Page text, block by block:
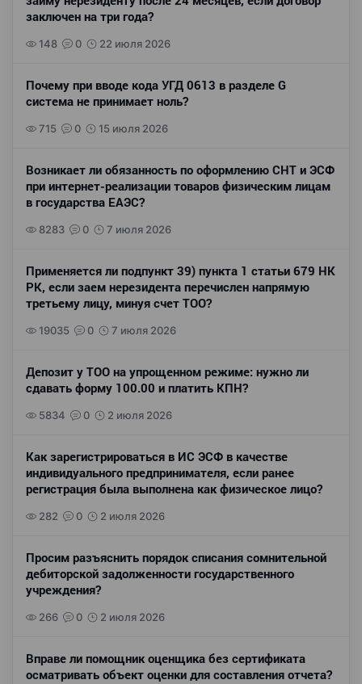
заключен на три года?
148 0 22 июля 2026
Почему при вводе кода УГД 0613 в разделе G
система не принимает ноль?
715 0 15 июля 2026
Возникает ли обязанность по оформлению СНТ и ЭСФ
при интернет-реализации товаров физическим лицам
в государства ЕАЭС?
8283 0 7 июля 2026
Применяется ли подпункт 39) пункта 1 статьи 679 НК
РК, если заем нерезидента перечислен напрямую
третьему лицу, минуя счет ТОО?
19035 0 7 июля 2026
Депозит у ТОО на упрощенном режиме: нужно ли
сдавать форму 100.00 и платить КПН?
5834 0 2 июля 2026
Как зарегистрироваться в ИС ЭСФ в качестве
индивидуального предпринимателя, если ранее
регистрация была выполнена как физическое лицо?
282 0 2 июля 2026
Просим разъяснить порядок списания сомнительной
дебиторской задолженности государственного
учреждения?
266 0 2 июля 2026
Вправе ли помощник оценщика без сертификата
осматривать объект оценки для составления отчета?